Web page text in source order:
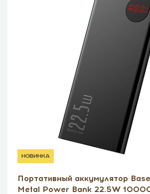
новинка
Портативный аккумулятор
Metal Power Bank 22.5W